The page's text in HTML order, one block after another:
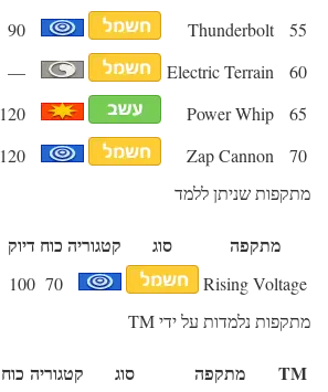
55
Thunderbolt
90
60
Electric Terrain
—
65
Power Whip
120
70
Zap Cannon
120
מתקפות שניתן ללמד
מתקפה סוג קטגוריה כוח דיוק
Rising Voltage
70
100
מתקפות נלמדות על ידי TM
TM מתקפה סוג קטגוריה כוח